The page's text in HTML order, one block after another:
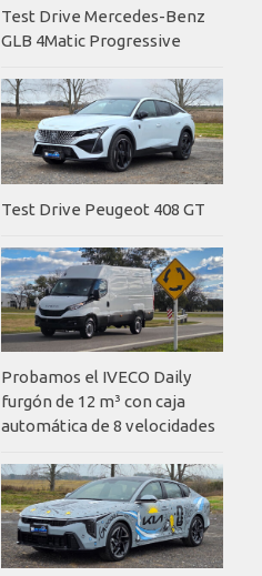
Test Drive Mercedes-Benz
GLB 4Matic Progressive
Test Drive Peugeot 408 GT
Probamos el IVECO Daily
furgón de 12 m³ con caja
automática de 8 velocidades